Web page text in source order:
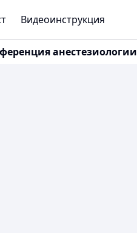
Видеоинструкция